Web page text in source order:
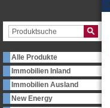
Alle Produkte
Immobilien Inland
Immobilien Ausland
New Energy